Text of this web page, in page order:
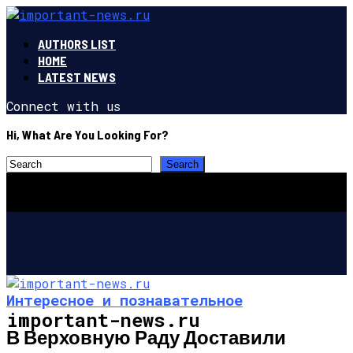
AUTHORS LIST
HOME
LATEST NEWS
Connect with us
Hi, What Are You Looking For?
important-news.ru
Интересное и познавательное
В Верховную Раду Доставили